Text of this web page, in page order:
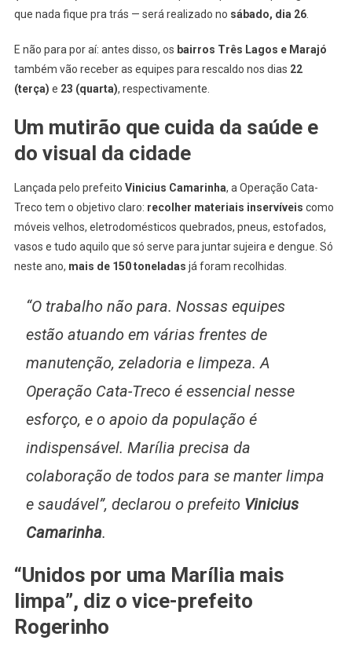
que nada fique pra trás — será realizado no sábado, dia 26.
E não para por aí: antes disso, os bairros Três Lagos e Marajó
também vão receber as equipes para rescaldo nos dias 22
(terça) e 23 (quarta), respectivamente.
Um mutirão que cuida da saúde e
do visual da cidade
Lançada pelo prefeito Vinicius Camarinha, a Operação Cata-
Treco tem o objetivo claro: recolher materiais inservíveis como
móveis velhos, eletrodomésticos quebrados, pneus, estofados,
vasos e tudo aquilo que só serve para juntar sujeira e dengue. Só
neste ano, mais de 150 toneladas já foram recolhidas.
“O trabalho não para. Nossas equipes
estão atuando em várias frentes de
manutenção, zeladoria e limpeza. A
Operação Cata-Treco é essencial nesse
esforço, e o apoio da população é
indispensável. Marília precisa da
colaboração de todos para se manter limpa
e saudável”, declarou o prefeito Vinicius
Camarinha.
“Unidos por uma Marília mais
limpa”, diz o vice-prefeito
Rogerinho